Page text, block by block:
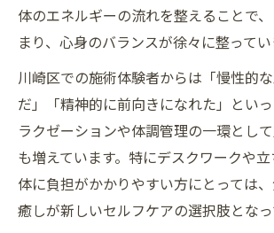
体のエネルギーの流れを整えることで
まり、心身のバランスが徐々に整ってい
川崎区での施術体験者からは「慢性的
だ」「精神的に前向きになれた」とい
ラクゼーションや体調管理の一環とし
も増えています。特にデスクワークや
体に負担がかかりやすい方にとっては
癒しが新しいセルフケアの選択肢となっ